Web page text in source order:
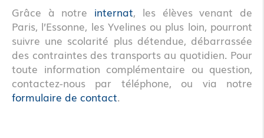
Grâce à notre internat, les élèves venant de
Paris, l’Essonne, les Yvelines ou plus loin, pourront
suivre une scolarité plus détendue, débarrassée
des contraintes des transports au quotidien. Pour
toute information complémentaire ou question,
contactez-nous par téléphone, ou via notre
formulaire de contact.